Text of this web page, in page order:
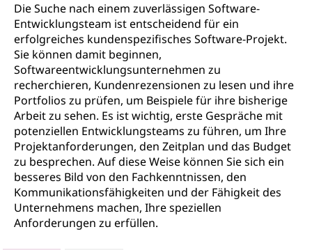
Die Suche nach einem zuverlässigen Software-
Entwicklungsteam ist entscheidend für ein
erfolgreiches kundenspezifisches Software-Projekt.
Sie können damit beginnen,
Softwareentwicklungsunternehmen zu
recherchieren, Kundenrezensionen zu lesen und ihre
Portfolios zu prüfen, um Beispiele für ihre bisherige
Arbeit zu sehen. Es ist wichtig, erste Gespräche mit
potenziellen Entwicklungsteams zu führen, um Ihre
Projektanforderungen, den Zeitplan und das Budget
zu besprechen. Auf diese Weise können Sie sich ein
besseres Bild von den Fachkenntnissen, den
Kommunikationsfähigkeiten und der Fähigkeit des
Unternehmens machen, Ihre speziellen
Anforderungen zu erfüllen.